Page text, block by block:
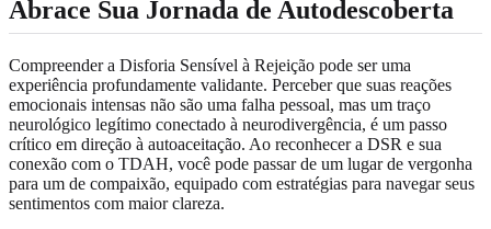
Abrace Sua Jornada de Autodescoberta
Compreender a Disforia Sensível à Rejeição pode ser uma
experiência profundamente validante. Perceber que suas reações
emocionais intensas não são uma falha pessoal, mas um traço
neurológico legítimo conectado à neurodivergência, é um passo
crítico em direção à autoaceitação. Ao reconhecer a DSR e sua
conexão com o TDAH, você pode passar de um lugar de vergonha
para um de compaixão, equipado com estratégias para navegar seus
sentimentos com maior clareza.